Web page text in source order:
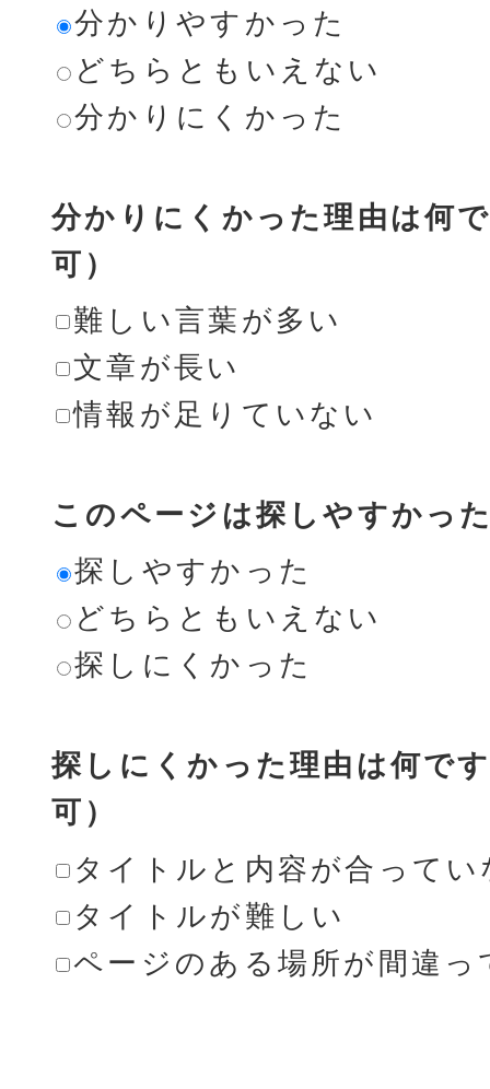
分かりやすかった
どちらともいえない
分かりにくかった
分かりにくかった理由は何
可）
難しい言葉が多い
文章が長い
情報が足りていない
このページは探しやすかっ
探しやすかった
どちらともいえない
探しにくかった
探しにくかった理由は何で
可）
タイトルと内容が合ってい
タイトルが難しい
ページのある場所が間違っ